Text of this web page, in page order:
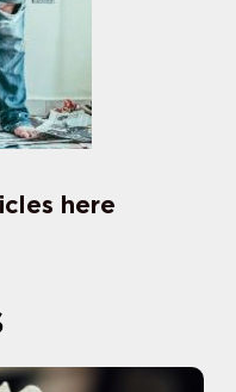
here